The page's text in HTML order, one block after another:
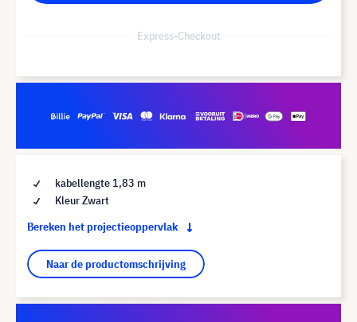
Express-Checkout
kabellengte 1,83 m
Kleur Zwart
Bereken het projectieoppervlak
Naar de productomschrijving